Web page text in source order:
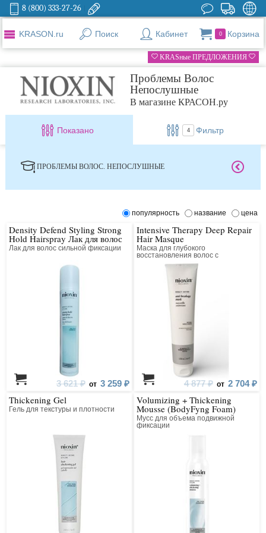
8 (800) 333-27-26
KRASON.ru Поиск Кабинет 0 Корзина
KRASные ПРЕДЛОЖЕНИЯ
Проблемы Волос
Непослушные
В магазине КРАСОН.ру
Показано 4 Фильтр
ПРОБЛЕМЫ ВОЛОС. НЕПОСЛУШНЫЕ
популярность название цена
Density Defend Styling Strong
Hold Hairspray Лак для волос
сильной фиксации
Лак для волос сильной фиксации
3 621 ₽ от 3 259 ₽
Intensive Therapy Deep Repair
Hair Masque
Маска для глубокого
восстановления волос с
технологией DensiProtect
4 877 ₽ от 2 704 ₽
Thickening Gel
Гель для текстуры и плотности
Volumizing + Thickening
Mousse (BodyFyng Foam)
Мусс для объема подвижной
фиксации